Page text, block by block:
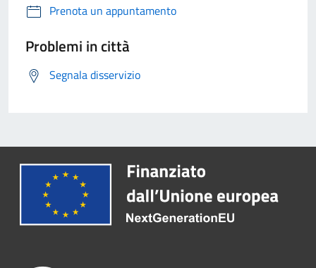
Prenota un appuntamento
Problemi in città
Segnala disservizio